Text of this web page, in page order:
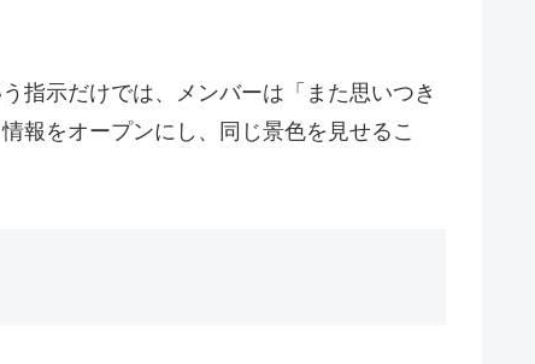
指示だけでは、メンバーは「また思いつき
報をオープンにし、同じ景色を見せるこ